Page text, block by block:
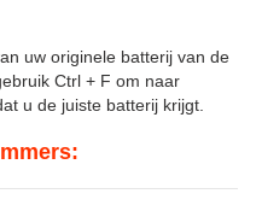
uw originele batterij van de
Ctrl + F om naar
u de juiste batterij krijgt.